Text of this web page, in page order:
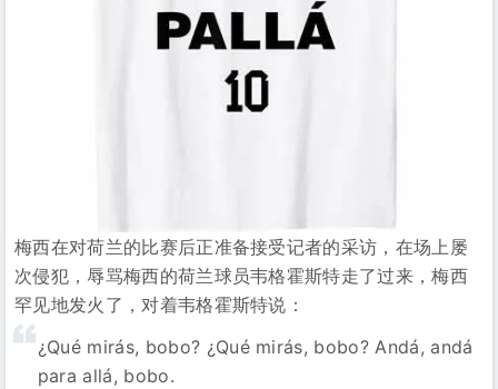
梅西在对荷兰的比赛后正准备接受记者的采访，在场上屡
次侵犯，辱骂梅西的荷兰球员韦格霍斯特走了过来，梅西
罕见地发火了，对着韦格霍斯特说：
¿Qué mirás, bobo? ¿Qué mirás, bobo? Andá, andá
para allá, bobo.